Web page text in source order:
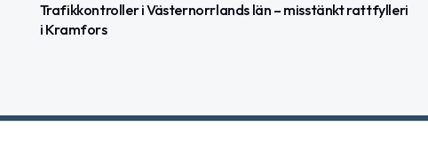
Trafikkontroller i Västernorrlands län – misstänkt rattfylleri
i Kramfors